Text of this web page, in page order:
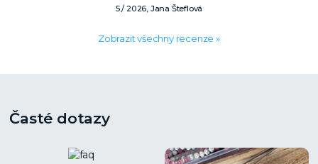
5 / 2026, Jana Šteflová
Zobrazit všechny recenze »
Časté dotazy